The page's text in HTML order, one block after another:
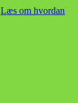
Læs om hvordan